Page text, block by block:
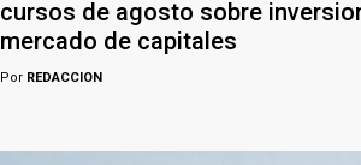
cursos de agosto sobre
mercado de capitales
Por REDACCION